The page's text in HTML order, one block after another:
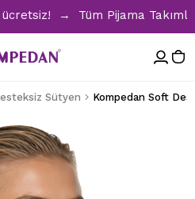
→ Tüm Pijama
Sütyen Kompedan Soft